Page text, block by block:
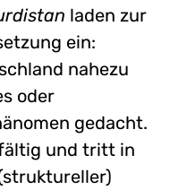
laden zur
ein:
nahezu
oder
gedacht.
und tritt in